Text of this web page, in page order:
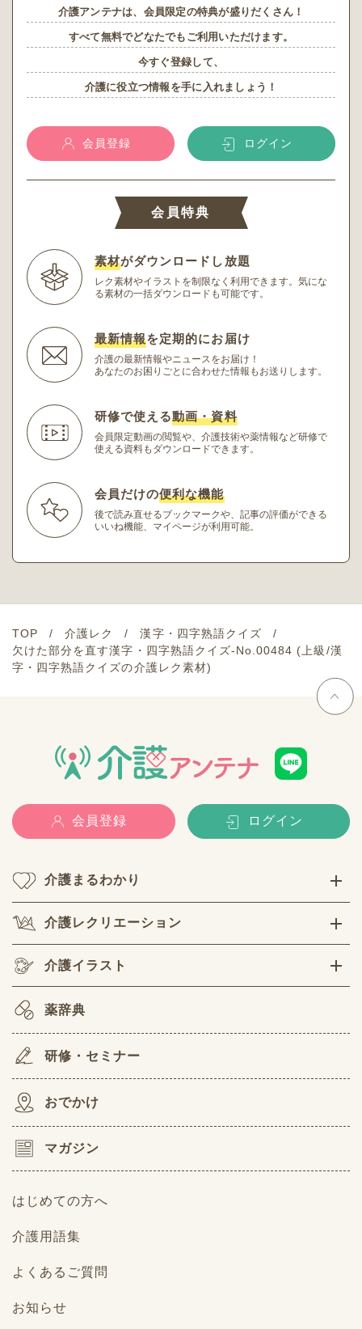
介護アンテナは、会員限定の特典が盛りだくさん！
すべて無料でどなたでもご利用いただけます。
今すぐ登録して、
介護に役立つ情報を手に入れましょう！
会員登録 ログイン
会員特典
素材がダウンロードし放題
レク素材やイラストを制限なく利用できます。 気にな
る素材の一括ダウンロードも可能です。
最新情報を定期的にお届け
介護の最新情報やニュースをお届け！
あなたのお困りごとに合わせた情報もお送りします。
研修で使える動画・資料
会員限定動画の閲覧や、介護技術や薬情報など研修で
使える資料もダウンロードできます。
会員だけの便利な機能
後で読み直せるブックマークや、記事の評価ができる
いいね機能、マイページが利用可能。
TOP 介護レク
漢字・四字熟語クイズ
欠けた部分を直す漢字・四字熟語クイズ-No.00484 (上級/漢
字・四字熟語クイズの介護レク素材)
会員登録 ログイン
介護まるわかり
介護レクリエーション
介護イラスト
薬辞典
研修・セミナー
おでかけ
マガジン
はじめての方へ
介護用語集
よくあるご質問
お知らせ